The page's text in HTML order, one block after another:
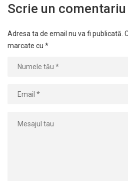
Scrie un comentariu
Adresa ta de email nu va fi publicată.
marcate cu *